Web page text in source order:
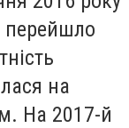
перейшло
на
На 2017-й